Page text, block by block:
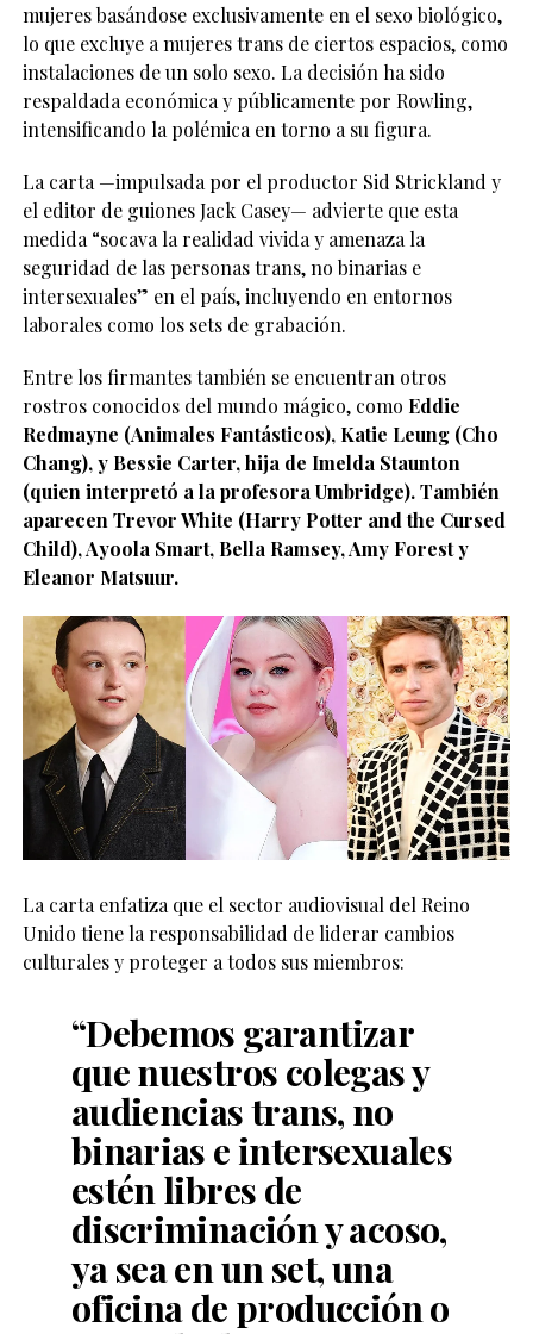
mujeres basándose exclusivamente en el sexo biológico,
lo que excluye a mujeres trans de ciertos espacios, como
instalaciones de un solo sexo. La decisión ha sido
respaldada económica y públicamente por Rowling,
intensificando la polémica en torno a su figura.
La carta —impulsada por el productor Sid Strickland y
el editor de guiones Jack Casey— advierte que esta
medida “socava la realidad vivida y amenaza la
seguridad de las personas trans, no binarias e
intersexuales” en el país, incluyendo en entornos
laborales como los sets de grabación.
Entre los firmantes también se encuentran otros
rostros conocidos del mundo mágico, como Eddie
Redmayne (Animales Fantásticos), Katie Leung (Cho
Chang), y Bessie Carter, hija de Imelda Staunton
(quien interpretó a la profesora Umbridge). También
aparecen Trevor White (Harry Potter and the Cursed
Child), Ayoola Smart, Bella Ramsey, Amy Forest y
Eleanor Matsuur.
La carta enfatiza que el sector audiovisual del Reino
Unido tiene la responsabilidad de liderar cambios
culturales y proteger a todos sus miembros:
“Debemos garantizar
que nuestros colegas y
audiencias trans, no
binarias e intersexuales
estén libres de
discriminación y acoso,
ya sea en un set, una
oficina de producción o